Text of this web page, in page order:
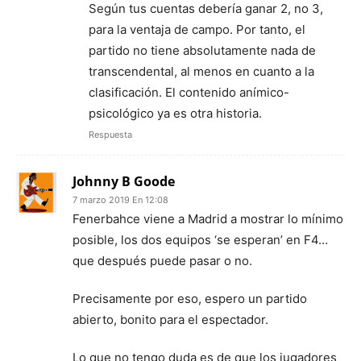
Según tus cuentas debería ganar 2, no 3,
para la ventaja de campo. Por tanto, el
partido no tiene absolutamente nada de
transcendental, al menos en cuanto a la
clasificación. El contenido anímico-
psicológico ya es otra historia.
Respuesta
Johnny B Goode
7 marzo 2019 En 12:08
Fenerbahce viene a Madrid a mostrar lo mínimo
posible, los dos equipos ‘se esperan’ en F4…
que después puede pasar o no.
Precisamente por eso, espero un partido
abierto, bonito para el espectador.
Lo que no tengo duda es de que los jugadores